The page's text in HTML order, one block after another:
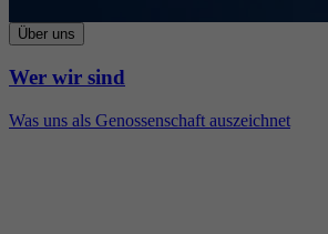
Über uns
Wer wir sind
Was uns als Genossenschaft auszeichnet